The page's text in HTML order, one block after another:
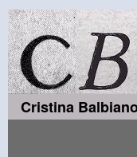
Cristina